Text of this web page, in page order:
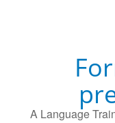
A Language